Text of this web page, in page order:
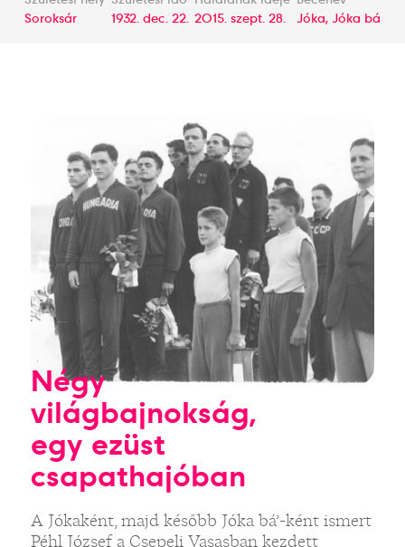
Soroksár
1932. dec. 22. 2015. szept. 28.
Jóka, Jóka bá
Négy
világbajnokság,
egy ezüst
csapathajóban
A Jókaként, majd később Jóka bá’-ként ismert
Péhl József a Csepeli Vasasban kezdett